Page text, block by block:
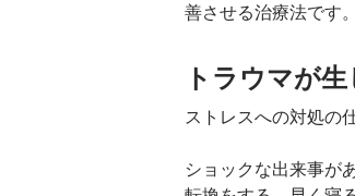
善させる治療法です。
トラウマが
ストレスへの対処の
ショックな出来事が